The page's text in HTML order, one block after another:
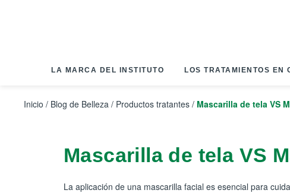
LA MARCA DEL INSTITUTO LOS TRATAMIENTOS EN
Inicio / Blog de Belleza / Productos tratantes / Mascarilla de tela VS
Mascarilla de tela VS
La aplicación de una mascarilla facial es esencial para